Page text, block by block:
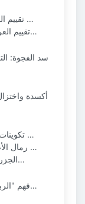
تقييم العروض: قلب صنع القرار …
تقييم العروض في مجال النفط وا…
تكوينات الحديد المُشرّط: لغز …
رمال الأصابع الشريطية: حكاية …
الجزر الحاجزة: بوابات للنفط و…
فهم "الرباط" و "المُربط" في ا…